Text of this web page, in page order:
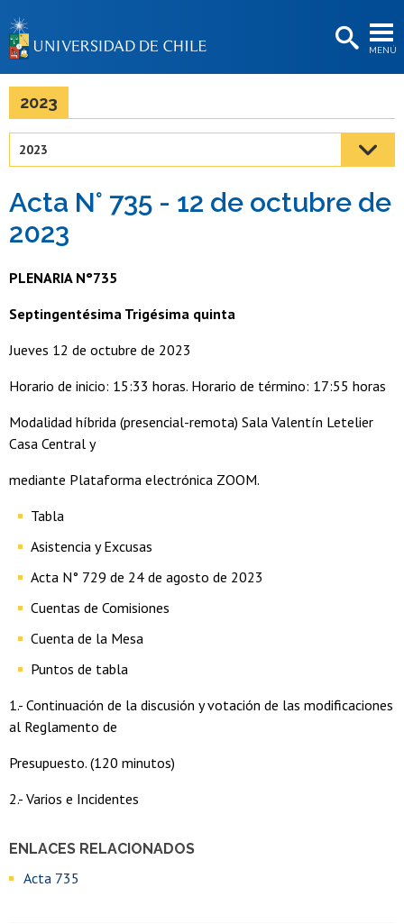
MENÚ
BIBLIOTECAS
Estudiantes
Académicas/os
2023
2023
Acta N° 735 - 12 de octubre de
2023
ENLACES RELACIONADOS
Acta 735
PLENARIA N°735
Septingentésima Trigésima quinta
Jueves 12 de octubre de 2023
Horario de inicio: 15:33 horas. Horario de término: 17:55 horas
Modalidad híbrida (presencial-remota) Sala Valentín Letelier
Casa Central y
mediante Plataforma electrónica ZOOM.
Tabla
Asistencia y Excusas
Acta N° 729 de 24 de agosto de 2023
Cuentas de Comisiones
Cuenta de la Mesa
Puntos de tabla
1.- Continuación de la discusión y votación de las modificaciones
al Reglamento de
Presupuesto. (120 minutos)
2.- Varios e Incidentes